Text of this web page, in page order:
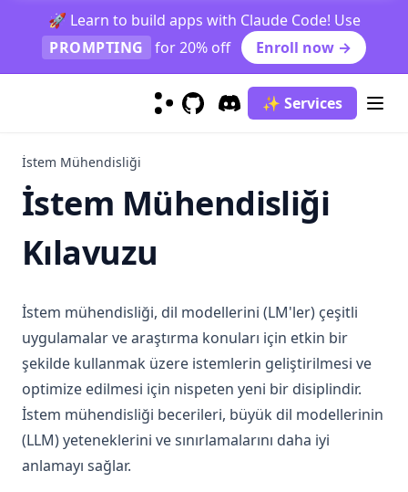
🚀 Learn to build apps with Claude Code! Use
PROMPTING
for 20% off Enroll now →
(opens in a new tab)
Discord
(opens in a new tab)
✨ Services
GPT-4
Mistral 7B
Mixtral
Code Llama
OLMo
claude-3
gemma
grok-1
kimi-k2.5
İstem Mühendisliği
İstem Mühendisliği
Kılavuzu
İstem mühendisliği, dil modellerini (LM'ler) çeşitli
uygulamalar ve araştırma konuları için etkin bir
şekilde kullanmak üzere istemlerin geliştirilmesi ve
optimize edilmesi için nispeten yeni bir disiplindir.
İstem mühendisliği becerileri, büyük dil modellerinin
(LLM) yeteneklerini ve sınırlamalarını daha iyi
anlamayı sağlar.